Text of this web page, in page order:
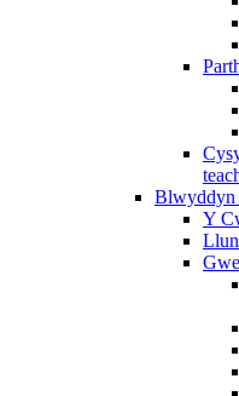
Blwyddyn
Y